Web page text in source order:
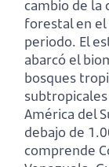
cambio de la
forestal en
periodo. El
abarcó el
bosques
América del
debajo de
comprende